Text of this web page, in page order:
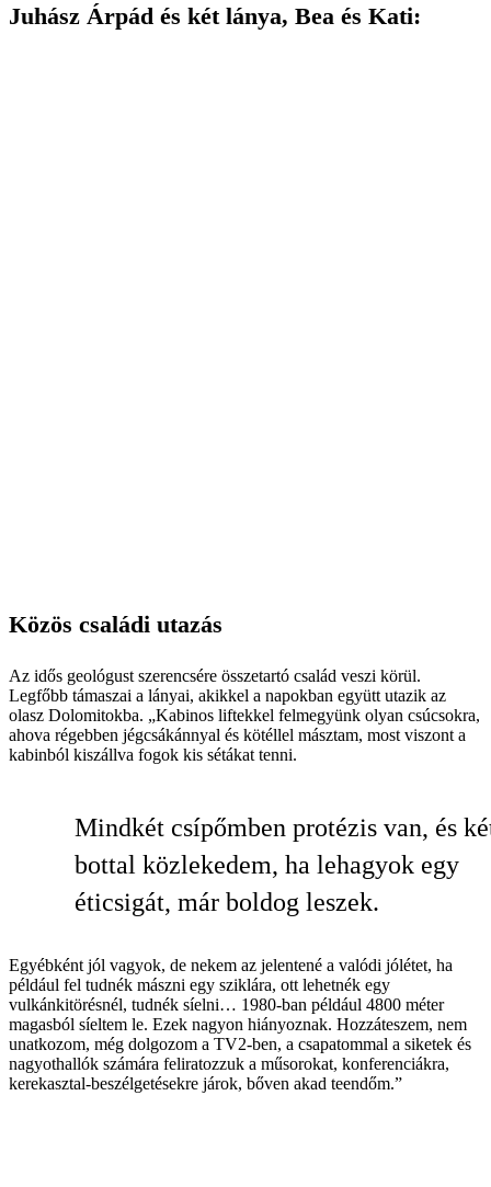
Juhász Árpád és két lánya, Bea és Kati:
Közös családi utazás
Az idős geológust szerencsére összetartó család veszi körül.
Legfőbb támaszai a lányai, akikkel a napokban együtt utazik az
olasz Dolomitokba. „Kabinos liftekkel felmegyünk olyan csúcsokra,
ahova régebben jégcsákánnyal és kötéllel másztam, most viszont a
kabinból kiszállva fogok kis sétákat tenni.
Mindkét csípőmben protézis van, és
bottal közlekedem, ha lehagyok egy
éticsigát, már boldog leszek.
Egyébként jól vagyok, de nekem az jelentené a valódi jólétet, ha
például fel tudnék mászni egy sziklára, ott lehetnék egy
vulkánkitörésnél, tudnék síelni… 1980-ban például 4800 méter
magasból síeltem le. Ezek nagyon hiányoznak. Hozzáteszem, nem
unatkozom, még dolgozom a TV2-ben, a csapatommal a siketek és
nagyothallók számára feliratozzuk a műsorokat, konferenciákra,
kerekasztal-beszélgetésekre járok, bőven akad teendőm.”